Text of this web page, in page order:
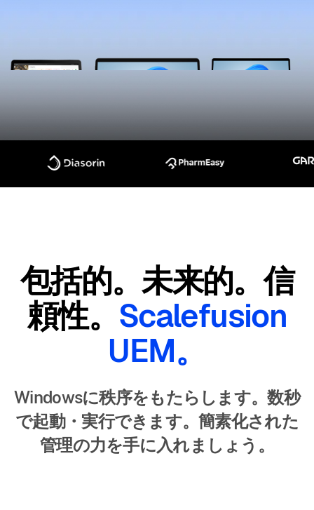
包括的。未来的。信
頼性。 Scalefusion
UEM。
Windowsに秩序をもたらします。数秒
で起動・実行できます。簡素化された
管理の力を手に入れましょう。